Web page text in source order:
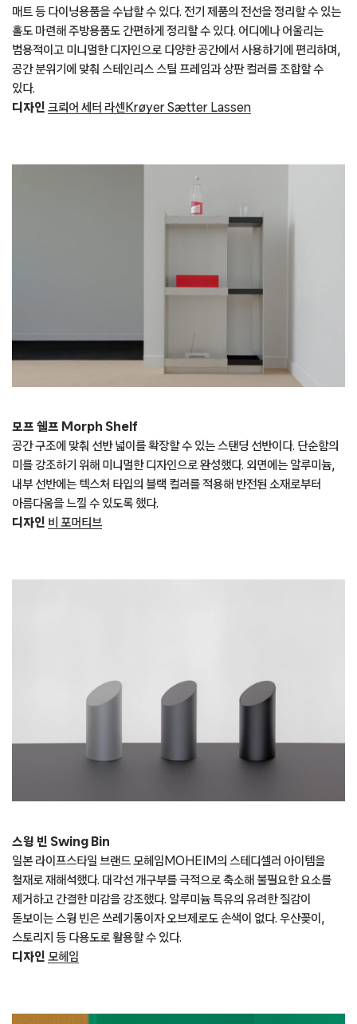
매트 등 다이닝용품을 수납할 수 있다. 전기 제품의 전선을 정리할 수 있는
홀도 마련해 주방용품도 간편하게 정리할 수 있다. 어디에나 어울리는
범용적이고 미니멀한 디자인으로 다양한 공간에서 사용하기에 편리하며,
공간 분위기에 맞춰 스테인리스 스틸 프레임과 상판 컬러를 조합할 수
있다.
디자인 크뢰어 세터 라센Krøyer Sætter Lassen
모프 쉘프 Morph Shelf
공간 구조에 맞춰 선반 넓이를 확장할 수 있는 스탠딩 선반이다. 단순함의
미를 강조하기 위해 미니멀한 디자인으로 완성했다. 외면에는 알루미늄,
내부 선반에는 텍스처 타입의 블랙 컬러를 적용해 반전된 소재로부터
아름다움을 느낄 수 있도록 했다.
디자인 비 포머티브
스윙 빈 Swing Bin
일본 라이프스타일 브랜드 모헤임MOHEIM의 스테디셀러 아이템을
철재로 재해석했다. 대각선 개구부를 극적으로 축소해 불필요한 요소를
제거하고 간결한 미감을 강조했다. 알루미늄 특유의 유려한 질감이
돋보이는 스윙 빈은 쓰레기통이자 오브제로도 손색이 없다. 우산꽂이,
스토리지 등 다용도로 활용할 수 있다.
디자인 모헤임